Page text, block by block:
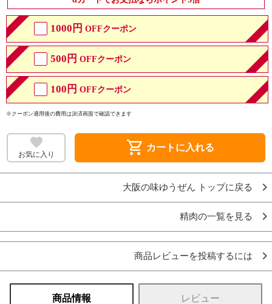
1000円 OFFクーポン
500円 OFFクーポン
100円 OFFクーポン
※クーポン適用後の費用は決済画面で確認できます
お気に入り shopping_cart カートに入れる
大阪の味ゆうぜん トップに戻る
精肉の一覧を見る
商品レビューを投稿するには
商品情報 レビュー